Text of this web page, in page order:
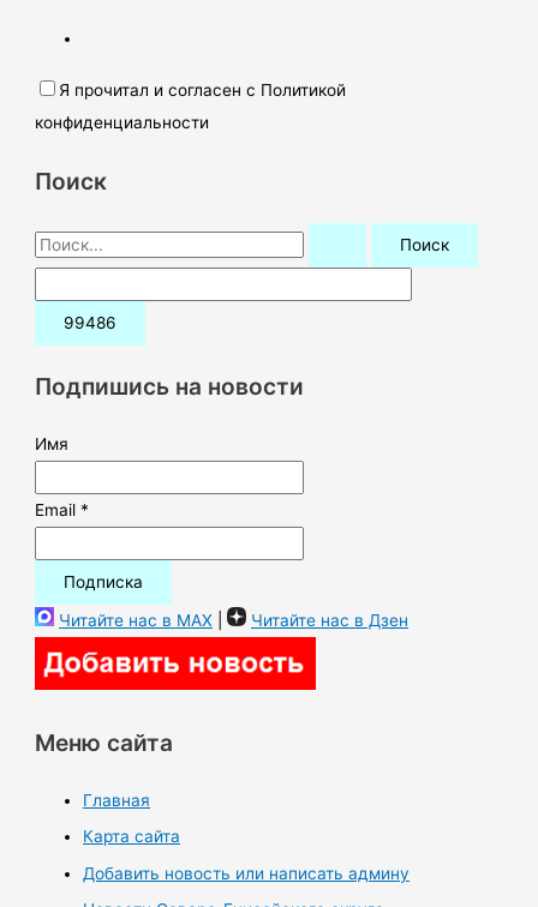
Я прочитал и согласен с Политикой
конфиденциальности
Поиск
П
о
и
:Подпишись на новости
Имя
Email *
Читайте нас в MAX | Читайте нас в Дзен
Меню сайта
Главная
Карта сайта
Добавить новость или написать админу